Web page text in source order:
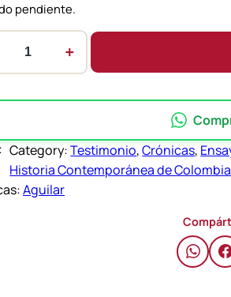
pendiente.
+
Category:Testimonio, Crónicas,
Historia Contemporánea de Colombia
Aguilar